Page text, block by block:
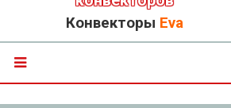
Конвекторы Eva